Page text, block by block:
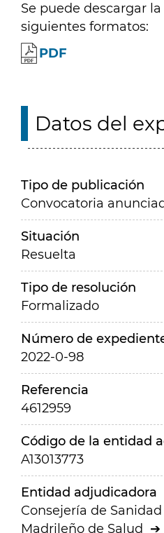
Se puede descargar
siguientes formatos:
PDF
Datos del
Tipo de publicación
Convocatoria
Situación
Resuelta
Tipo de resolución
Formalizado
Número de
2022-0-98
Referencia
4612959
Código de la entidad
A13013773
Entidad adjudicadora
Consejería de Sanidad
Madrileño de Salud